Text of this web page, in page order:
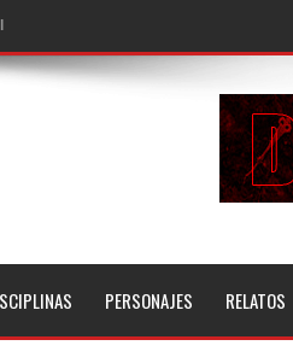
a los Vivos
PERSONAJES RELATOS